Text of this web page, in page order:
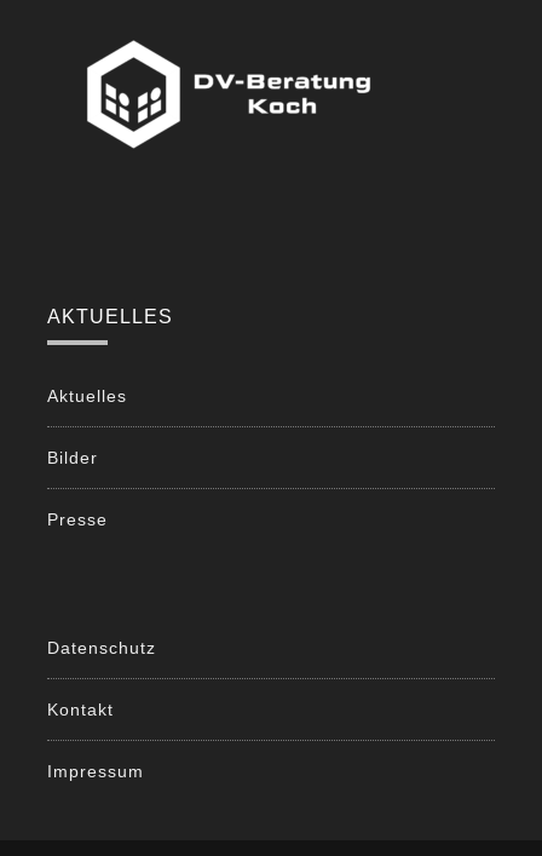
AKTUELLES
Aktuelles
Bilder
Presse
Datenschutz
Kontakt
Impressum